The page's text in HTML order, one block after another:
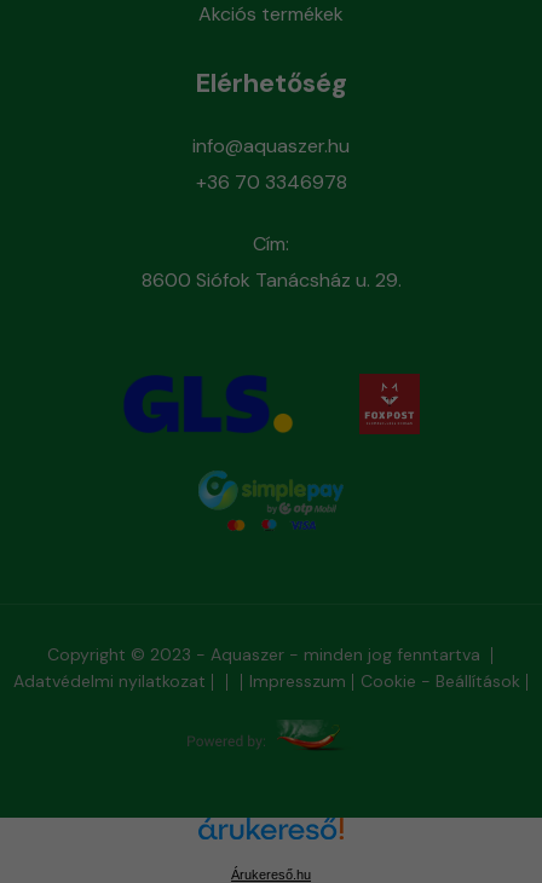
Akciós termékek
Elérhetőség
info@aquaszer.hu
+36 70 3346978
Cím:
8600 Siófok Tanácsház u. 29.
Copyright © 2023 - Aquaszer - minden jog fenntartva
Adatvédelmi nyilatkozat
Impresszum Cookie - Beállítások
Árukereső.hu